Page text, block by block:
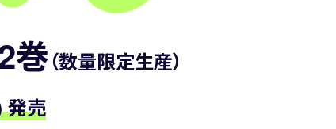
巻（数量限定生産）
発売